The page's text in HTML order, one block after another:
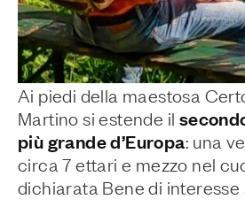
Ai piedi della maestosa
Martino si estende il
più grande d’Europa: una
circa 7 ettari e mezzo nel
dichiarata Bene di